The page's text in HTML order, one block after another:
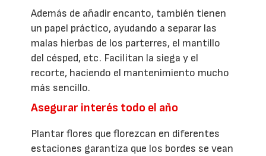
Además de añadir encanto, también tienen
un papel práctico, ayudando a separar las
malas hierbas de los parterres, el mantillo
del césped, etc. Facilitan la siega y el
recorte, haciendo el mantenimiento mucho
más sencillo.
Asegurar interés todo el año
Plantar flores que florezcan en diferentes
estaciones garantiza que los bordes se vean